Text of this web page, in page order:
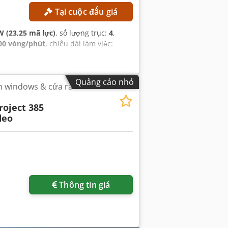
Tại cuộc đấu giá
(23,25 mã lực), số lượng trục: 4,
vòng/phút, chiều dài làm việc:
Quảng cáo nhỏ
windows & cửa ra
385
Thông tin giá